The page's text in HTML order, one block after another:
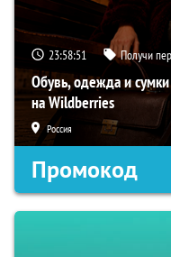
23:58:50 Получи
Обувь, одежда и
на Wildberries
Россия
Промокод